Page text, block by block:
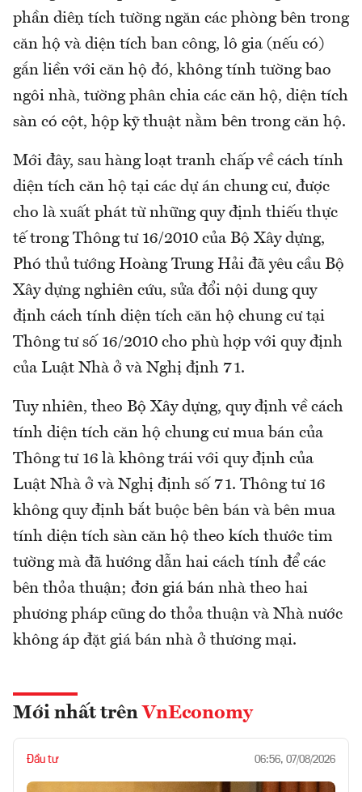
phần diện tích tường ngăn các phòng bên trong
căn hộ và diện tích ban công, lô gia (nếu có)
gắn liền với căn hộ đó, không tính tường bao
ngôi nhà, tường phân chia các căn hộ, diện tích
sàn có cột, hộp kỹ thuật nằm bên trong căn hộ.
Mới đây, sau hàng loạt tranh chấp về cách tính
diện tích căn hộ tại các dự án chung cư, được
cho là xuất phát từ những quy định thiếu thực
tế trong Thông tư 16/2010 của Bộ Xây dựng,
Phó thủ tướng Hoàng Trung Hải đã yêu cầu Bộ
Xây dựng nghiên cứu, sửa đổi nội dung quy
định cách tính diện tích căn hộ chung cư tại
Thông tư số 16/2010 cho phù hợp với quy định
của Luật Nhà ở và Nghị định 71.
Tuy nhiên, theo Bộ Xây dựng, quy định về cách
tính diện tích căn hộ chung cư mua bán của
Thông tư 16 là không trái với quy định của
Luật Nhà ở và Nghị định số 71. Thông tư 16
không quy định bắt buộc bên bán và bên mua
tính diện tích sàn căn hộ theo kích thước tim
tường mà đã hướng dẫn hai cách tính để các
bên thỏa thuận; đơn giá bán nhà theo hai
phương pháp cũng do thỏa thuận và Nhà nước
không áp đặt giá bán nhà ở thương mại.
Mới nhất trên VnEconomy
Đầu tư 06:56, 07/08/2026